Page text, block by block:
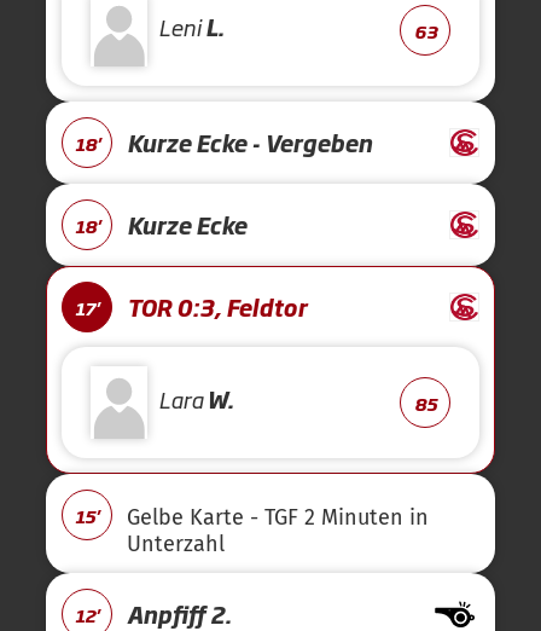
LeniL. 63
18' Kurze Ecke - Vergeben
18' Kurze Ecke
17' TOR 0:3, Feldtor
LaraW. 85
15'
Gelbe Karte - TGF 2 Minuten in
Unterzahl
12' Anpfiff 2.